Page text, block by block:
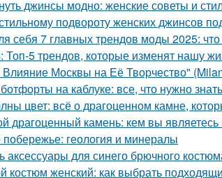
джинсы модно: женские советы и
подвороту женских джинсов
себя 7 главных трендов моды 2025:
Топ-5 трендов, которые изменят нашу
Москвы на Её Творчество"
на каблуке: все, что нужно
цвет: всё о драгоценном камне,
драгоценный камень: кем вы являетесь
побережье: геология и минералы
аксессуары для синего брючного
костюм женский: как выбрать